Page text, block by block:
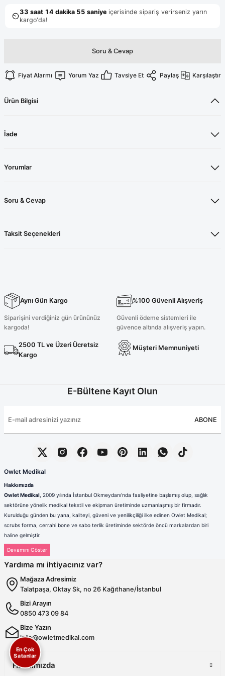
Sağlık
Likralı
Sağlık Bakanlığı Yeni
Soru & Cevap
Fiyat Alarmı Yorum Yaz Tavsiye Et Paylaş Karşılaştır
Ürün Bilgisi
İade
Yorumlar
Soru & Cevap
Taksit Seçenekleri
Aynı Gün Kargo
Siparişini verdiğiniz gün ürününüz
kargoda!
%100 Güvenli Alışveriş
Güvenli ödeme sistemleri ile
güvence altında alışveriş yapın.
2500 TL ve Üzeri Ücretsiz
Kargo
Müşteri Memnuniyeti
E-Bültene Kayıt Olun
ABONE
Owlet Medikal
Hakkımızda
Owlet Medikal , 2009 yılında İstanbul Okmeydanı’nda faaliyetine başlamış olup, sağlık
sektörüne yönelik medikal tekstil ve ekipman üretiminde uzmanlaşmış bir firmadır.
Kurulduğu günden bu yana, kaliteyi, güveni ve yenilikçiliği ilke edinen Owlet Medikal;
scrubs forma, cerrahi bone ve sabo terlik üretiminde sektörde öncü markalardan biri
haline gelmiştir.
Sağlık çalışanlarının mesleki hayatlarında ihtiyaç duydukları konfor, dayanıklılık ve hijyen
standartlarını karşılamak amacıyla faaliyet gösteren firmamız; güçlü üretim altyapısı,
deneyimli kadrosu ve müşteri odaklı yaklaşımıyla değer yaratmaktadır. Ürünlerimizin her
biri, ulusal ve uluslararası kalite standartlarına uygun olarak, modern üretim tesislerimizde
özenle tasarlanmakta ve üretilmektedir.
Scrubs Formada Uzmanlık
Owlet Medikal tarafından üretilen scrubs formalar
terletmeyen ve dayanıklı kumaşlardan üretilmektedir. Farklı renk,
kalıp ve model seçenekleriyle sağlık çalışanlarına hem konfor hem de
profesyonel bir görünüm sunulmaktadır. Ergonomik tasarımı
sayesinde uzun saatler boyunca rahat kullanım sağlayan formalarımız,
aynı zamanda modern ve şık çizgileriyle sektörde fark yaratmaktadır.
Cerrahi Bonelerde Hijyen ve Rahatlık
Hijyenin en kritik unsurlardan biri olduğu sağlık sektöründe, cerrahi
Yardıma mı ihtiyacınız var?
Mağaza Adresimiz
Talatpaşa, Oktay Sk, no 26 Kağıthane/İstanbul
Bizi Arayın
0850 473 09 84
Bize Yazın
info@owletmedikal.com
Hakkımızda
En Çok
Satanlar